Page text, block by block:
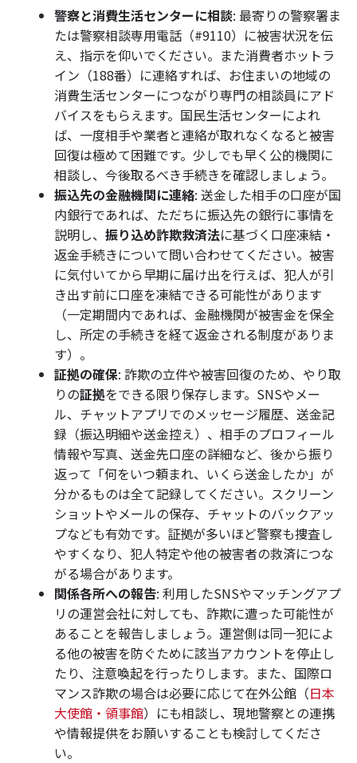
警察と消費生活センターに相談: 最寄りの警察署ま
たは警察相談専用電話（#9110）に被害状況を伝
え、指示を仰いでください。また消費者ホットラ
イン（188番）に連絡すれば、お住まいの地域の
消費生活センターにつながり専門の相談員にアド
バイスをもらえます。国民生活センターによれ
ば、一度相手や業者と連絡が取れなくなると被害
回復は極めて困難です。少しでも早く公的機関に
相談し、今後取るべき手続きを確認しましょう。
振込先の金融機関に連絡: 送金した相手の口座が国
内銀行であれば、ただちに振込先の銀行に事情を
説明し、 振り込め詐欺救済法に基づく口座凍結・
返金手続きについて問い合わせてください。被害
に気付いてから早期に届け出を行えば、犯人が引
き出す前に口座を凍結できる可能性があります
（一定期間内であれば、金融機関が被害金を保全
し、所定の手続きを経て返金される制度がありま
す）。
証拠の確保: 詐欺の立件や被害回復のため、やり取
りの証拠をできる限り保存します。SNSやメー
ル、チャットアプリでのメッセージ履歴、送金記
録（振込明細や送金控え）、相手のプロフィール
情報や写真、送金先口座の詳細など、後から振り
返って「何をいつ頼まれ、いくら送金したか」が
分かるものは全て記録してください。スクリーン
ショットやメールの保存、チャットのバックアッ
プなども有効です。証拠が多いほど警察も捜査し
やすくなり、犯人特定や他の被害者の救済につな
がる場合があります。
関係各所への報告: 利用したSNSやマッチングアプ
リの運営会社に対しても、詐欺に遭った可能性が
あることを報告しましょう。運営側は同一犯によ
る他の被害を防ぐために該当アカウントを停止し
たり、注意喚起を行ったりします。また、国際ロ
マンス詐欺の場合は必要に応じて在外公館（日本
大使館・領事館）にも相談し、現地警察との連携
や情報提供をお願いすることも検討してくださ
い。